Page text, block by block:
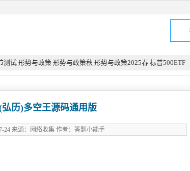
测试 形势与政策 形势与政策秋 形势与政策2025春 标普500ETF
历)多空王源码通用版
24 来源：网络收集 作者：答题小能手